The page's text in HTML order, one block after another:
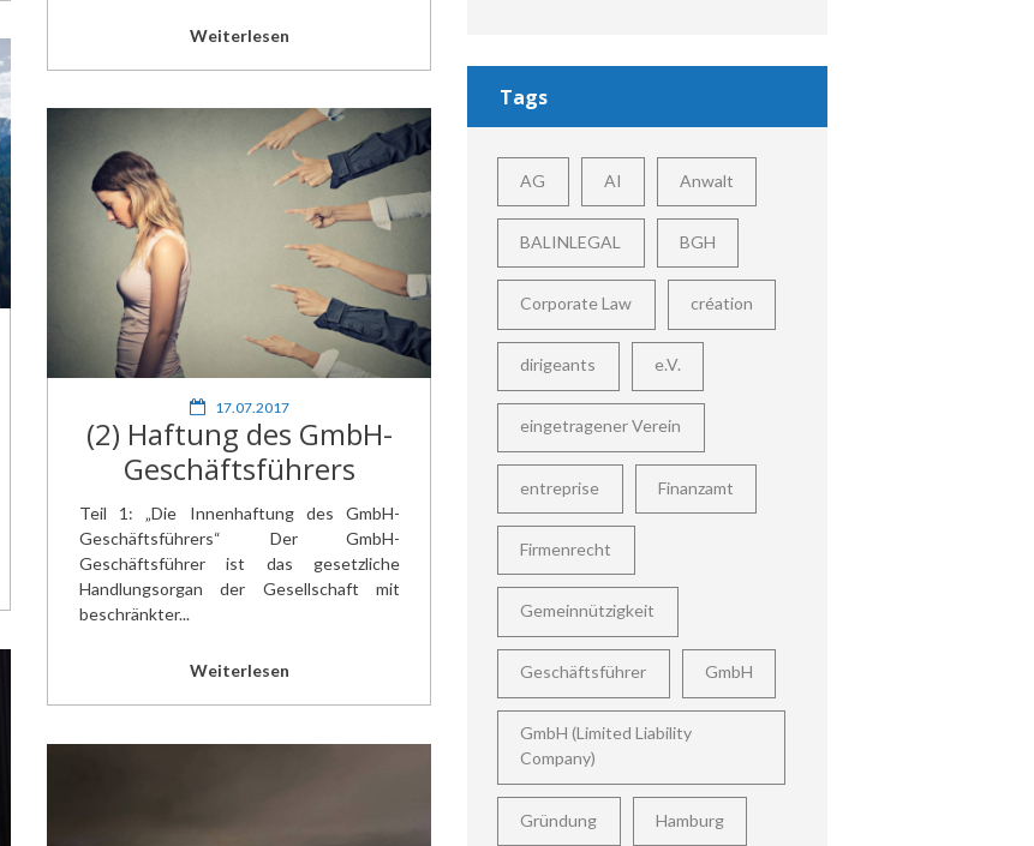
Weiterlesen
17.07.2017
(2) Haftung des GmbH-
Geschäftsführers
Teil 1: „Die Innenhaftung des GmbH-
Geschäftsführers“ Der GmbH-
Geschäftsführer ist das gesetzliche
Handlungsorgan der Gesellschaft mit
beschränkter...
Weiterlesen
Tags
AG AI Anwalt
BALINLEGAL BGH
Corporate Law création
dirigeants e.V.
eingetragener Verein
entreprise Finanzamt
Firmenrecht
Gemeinnützigkeit
Geschäftsführer GmbH
GmbH (Limited Liability
Company)
Gründung Hamburg